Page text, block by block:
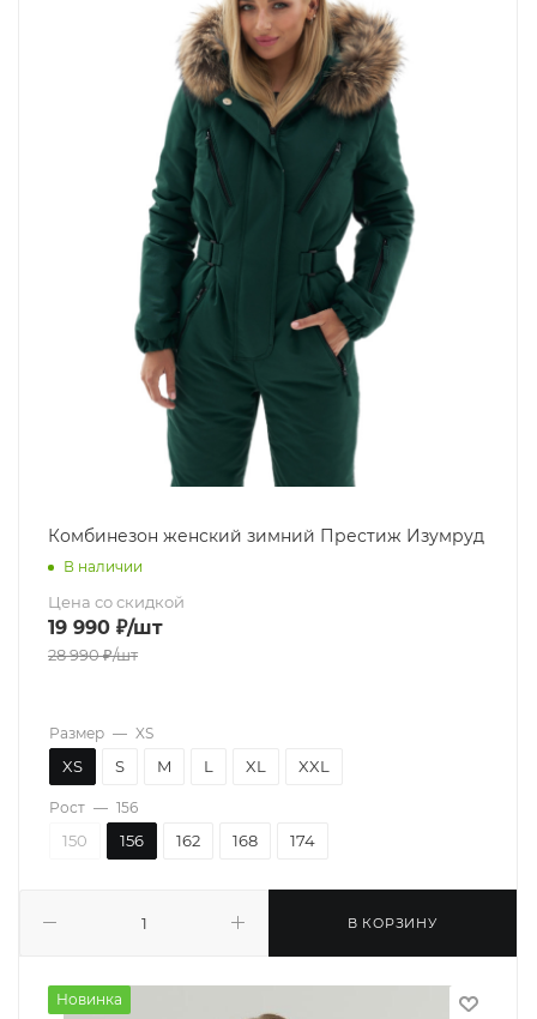
Комбинезон женский зимний Престиж Изумруд
В наличии
Цена со скидкой
19 990 ₽/шт
28 990₽/шт
В КОРЗИНУ
Размер — XS
XS S M L XL XXL
Рост — 156
150 156 162 168 174
Новинка